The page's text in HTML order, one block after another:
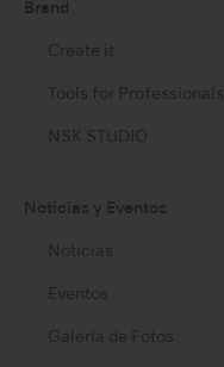
Brand
Create it
Tools for Professionals
NSK STUDIO
Noticias y Eventos
Noticias
Eventos
Galería de Fotos